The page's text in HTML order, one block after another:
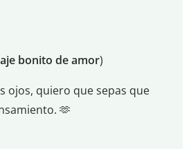
bonito de amor)
ojos, quiero que sepas que
🫶